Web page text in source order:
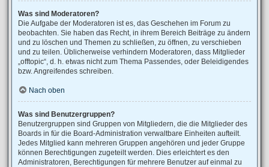
Was sind Moderatoren?
Die Aufgabe der Moderatoren ist es, das Geschehen im Forum zu
beobachten. Sie haben das Recht, in ihrem Bereich Beiträge zu ändern
und zu löschen und Themen zu schließen, zu öffnen, zu verschieben
und zu teilen. Üblicherweise verhindern Moderatoren, dass Mitglieder
„offtopic“, d. h. etwas nicht zum Thema Passendes, oder Beleidigendes
bzw. Angreifendes schreiben.
Nach oben
Was sind Benutzergruppen?
Benutzergruppen sind Gruppen von Mitgliedern, die die Mitglieder des
Boards in für die Board-Administration verwaltbare Einheiten aufteilt.
Jedes Mitglied kann mehreren Gruppen angehören und jeder Gruppe
können Berechtigungen zugeteilt werden. Dies erleichtert es den
Administratoren, Berechtigungen für mehrere Benutzer auf einmal zu